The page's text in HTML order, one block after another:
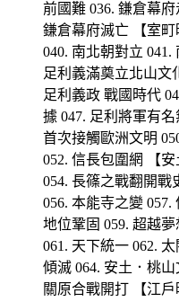
前國難 036. 鎌倉幕
鎌倉幕府滅亡 【室
040. 南北朝對立
足利義滿奠立北山文
足利義政 戰國時代
據 047. 足利將軍有
首次接觸歐洲文明
052. 信長包圍網 【
054. 長篠之戰翻開
056. 本能寺之變
地位鞏固 059. 超越
061. 天下統一 062.
傾滅 064. 安土．桃
關原合戰開打 【江